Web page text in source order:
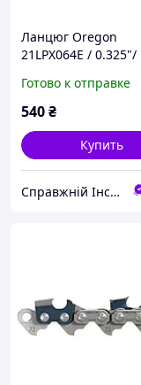
Ланцюг Oregon
21LPX064E / 0.325"/
Готово к отправке
540₴
Купить
Справжній Інструмент